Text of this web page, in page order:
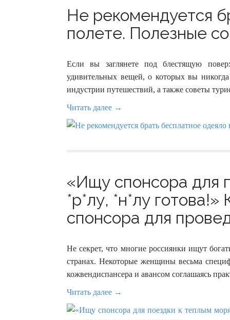
Не рекомендуется
полете. Полезные
Если вы заглянете под блестящую
удивительных вещей, о которых вы
индустрии путешествий, а также советы
Читать далее →
«Ищу спонсора для
*р*лу, *н*лу
спонсора для
Не секрет, что многие россиянки ищут
странах. Некоторые женщины весьма
кожвендиспансера и авансом соглашаясь
Читать далее →